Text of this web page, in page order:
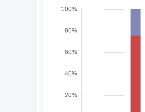
周小波 副总经理,投资
周小波先生：历任上海申